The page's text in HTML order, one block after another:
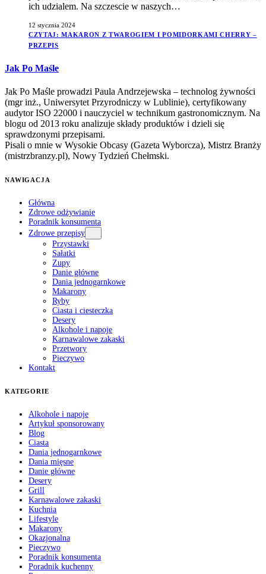
ich udzialem. Na szczescie w naszych…
12 stycznia 2024
CZYTAJ : MAKARON Z TWAROGIEM I POMIDORKAMI CHERRY –
PRZEPIS
Jak Po Maśle
Jak Po Maśle prowadzi Paula Andrzejewska – technolog żywności
(mgr inż., Uniwersytet Przyrodniczy w Lublinie), certyfikowany
audytor ISO 22000 i nauczyciel w technikum gastronomicznym. Na
blogu od 2013 roku analizuje składy produktów i dzieli się
sprawdzonymi przepisami.
Pisali o mnie w Wysokie Obcasy (Gazeta Wyborcza), Mistrz Branży
(mistrzbranzy.pl), Nowy Tydzień Chełmski.
NAWIGACJA
Główna
Zdrowe odżywianie
Poradnik konsumenta
Zdrowe przepisy
Przystawki
Sałatki
Zupy
Danie główne
Dania jednogarnkowe
Makarony
Ryby
Ciasta i ciesteczka
Desery
Alkohole i napoje
Karnawalowe zakaski
Przetwory
Pieczywo
Kontakt
KATEGORIE
Alkohole i napoje
Artykuł sponsorowany
Blog
Ciasta
Dania jednogarnkowe
Dania mięsne
Danie główne
Desery
Grill
Karnawalowe zakaski
Kuchnia
Lifestyle
Makarony
Okazjonalna
Pieczywo
Poradnik konsumenta
Poradnik kuchenny